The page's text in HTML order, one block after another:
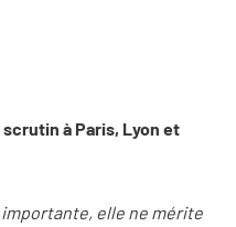
à Paris, Lyon et
elle ne mérite